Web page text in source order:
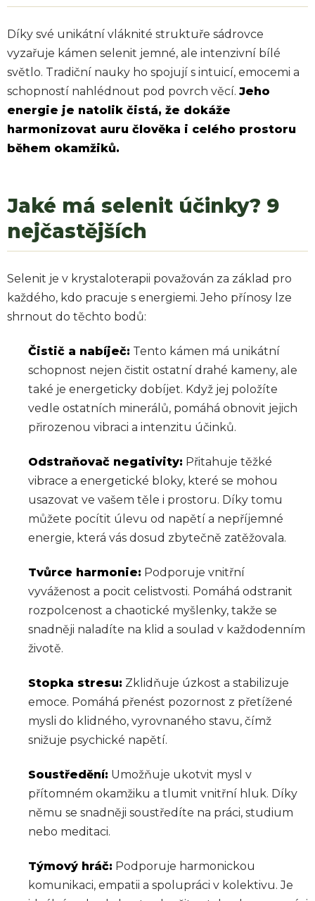
Díky své unikátní vláknité struktuře sádrovce
vyzařuje kámen selenit jemné, ale intenzivní bílé
světlo. Tradiční nauky ho spojují s intuicí, emocemi a
schopností nahlédnout pod povrch věcí. Jeho
energie je natolik čistá, že dokáže
harmonizovat auru člověka i celého prostoru
během okamžiků.
Jaké má selenit účinky? 9
nejčastějších
Selenit je v krystaloterapii považován za základ pro
každého, kdo pracuje s energiemi. Jeho přínosy lze
shrnout do těchto bodů:
Čistič a nabíječ: Tento kámen má unikátní
schopnost nejen čistit ostatní drahé kameny, ale
také je energeticky dobíjet. Když jej položíte
vedle ostatních minerálů, pomáhá obnovit jejich
přirozenou vibraci a intenzitu účinků.
Odstraňovač negativity: Přitahuje těžké
vibrace a energetické bloky, které se mohou
usazovat ve vašem těle i prostoru. Díky tomu
můžete pocítit úlevu od napětí a nepříjemné
energie, která vás dosud zbytečně zatěžovala.
Tvůrce harmonie: Podporuje vnitřní
vyváženost a pocit celistvosti. Pomáhá odstranit
rozpolcenost a chaotické myšlenky, takže se
snadněji naladíte na klid a soulad v každodenním
životě.
Stopka stresu: Zklidňuje úzkost a stabilizuje
emoce. Pomáhá přenést pozornost z přetížené
mysli do klidného, vyrovnaného stavu, čímž
snižuje psychické napětí.
Soustředění: Umožňuje ukotvit mysl v
přítomném okamžiku a tlumit vnitřní hluk. Díky
němu se snadněji soustředíte na práci, studium
nebo meditaci.
Týmový hráč: Podporuje harmonickou
komunikaci, empatii a spolupráci v kolektivu. Je